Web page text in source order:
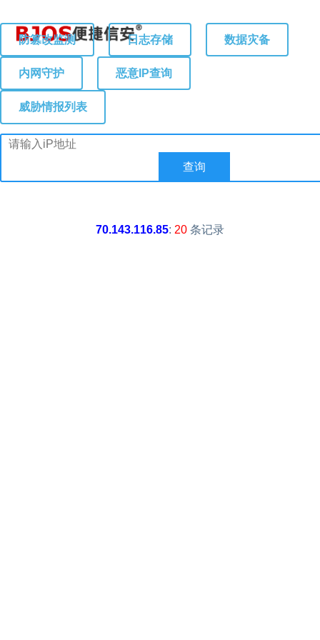
防篡改监测 日志存储 数据灾备
内网守护 恶意IP查询
威胁情报列表
70.143.116.85: 20 条记录